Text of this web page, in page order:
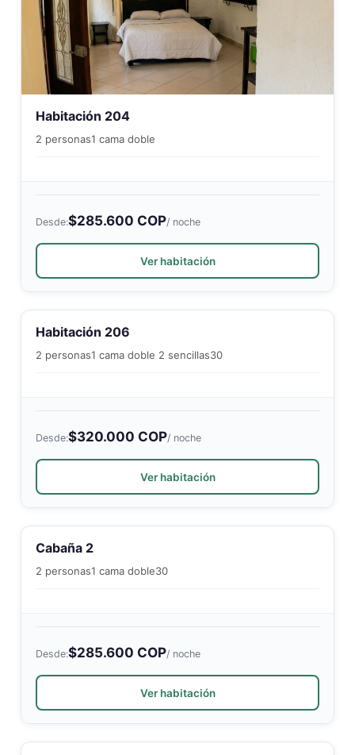
Habitación 204
2 personas1 cama doble
Desde:$285.600 COP/ noche
Ver habitación
Habitación 206
2 personas1 cama doble 2 sencillas30
Desde:$320.000 COP/ noche
Ver habitación
Cabaña 2
2 personas1 cama doble30
Desde:$285.600 COP/ noche
Ver habitación